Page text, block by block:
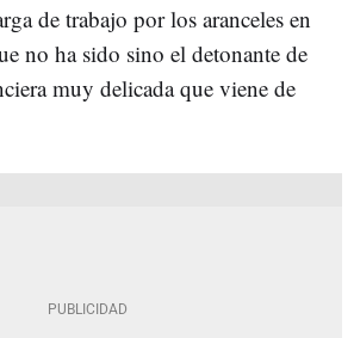
de trabajo por los aranceles en
no ha sido sino el detonante de
muy delicada que viene de